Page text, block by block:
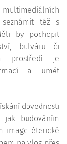
multimediálních
též s
by pochopit
bulváru či
prostředí je
a umět
dovednosti
budováním
image éterické